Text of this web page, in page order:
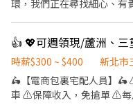
環，我們正在尋找細心、有
我們將逐步培訓你參與「客
升級！ 【你的主要任務：階
質把關（打好基本功） 精準出貨：負責日常進出貨作業、揀貨與包
貨，確保商品準確送達客戶手中。 品質控管：執行產
時薪$300 ~ $400
新北市
🛵【電商包裏宅配人員】
車 ⚠️保障收入，免搶單 ⚠️